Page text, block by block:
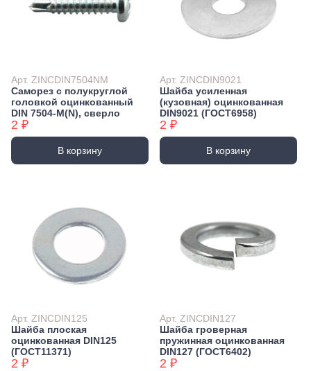
Арт. ZINCDIN7504NM
Саморез с полукруглой
головкой оцинкованный
DIN 7504-М(N), сверло
2 ₽
В корзину
Арт. ZINCDIN9021
Шайба усиленная
(кузовная) оцинкованная
DIN9021 (ГОСТ6958)
2 ₽
В корзину
Арт. ZINCDIN125
Шайба плоская
оцинкованная DIN125
(ГОСТ11371)
2 ₽
Арт. ZINCDIN127
Шайба гроверная
пружинная оцинкованная
DIN127 (ГОСТ6402)
2 ₽